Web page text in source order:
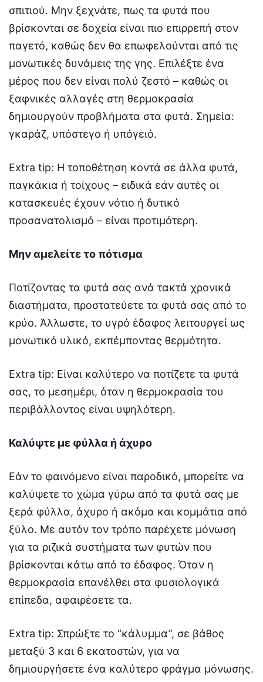
σπιτιού. Μην ξεχνάτε, πως τα φυτά που
βρίσκονται σε δοχεία είναι πιο επιρρεπή στον
παγετό, καθώς δεν θα επωφελούνται από τις
μονωτικές δυνάμεις της γης. Επιλέξτε ένα
μέρος που δεν είναι πολύ ζεστό – καθώς οι
ξαφνικές αλλαγές στη θερμοκρασία
δημιουργούν προβλήματα στα φυτά. Σημεία:
γκαράζ, υπόστεγο ή υπόγειό.
Extra tip: Η τοποθέτηση κοντά σε άλλα φυτά,
παγκάκια ή τοίχους – ειδικά εάν αυτές οι
κατασκευές έχουν νότιο ή δυτικό
προσανατολισμό – είναι προτιμότερη.
Μην αμελείτε το πότισμα
Ποτίζοντας τα φυτά σας ανά τακτά χρονικά
διαστήματα, προστατεύετε τα φυτά σας από το
κρύο. Άλλωστε, το υγρό έδαφος λειτουργεί ως
μονωτικό υλικό, εκπέμποντας θερμότητα.
Extra tip: Είναι καλύτερο να ποτίζετε τα φυτά
σας, το μεσημέρι, όταν η θερμοκρασία του
περιβάλλοντος είναι υψηλότερη.
Καλύψτε με φύλλα ή άχυρο
Εάν το φαινόμενο είναι παροδικό, μπορείτε να
καλύψετε το χώμα γύρω από τα φυτά σας με
ξερά φύλλα, άχυρο ή ακόμα και κομμάτια από
ξύλο. Με αυτόν τον τρόπο παρέχετε μόνωση
για τα ριζικά συστήματα των φυτών που
βρίσκονται κάτω από το έδαφος. Όταν η
θερμοκρασία επανέλθει στα φυσιολογικά
επίπεδα, αφαιρέσετε τα.
Extra tip: Σπρώξτε το “κάλυμμα”, σε βάθος
μεταξύ 3 και 6 εκατοστών, για να
δημιουργήσετε ένα καλύτερο φράγμα μόνωσης.